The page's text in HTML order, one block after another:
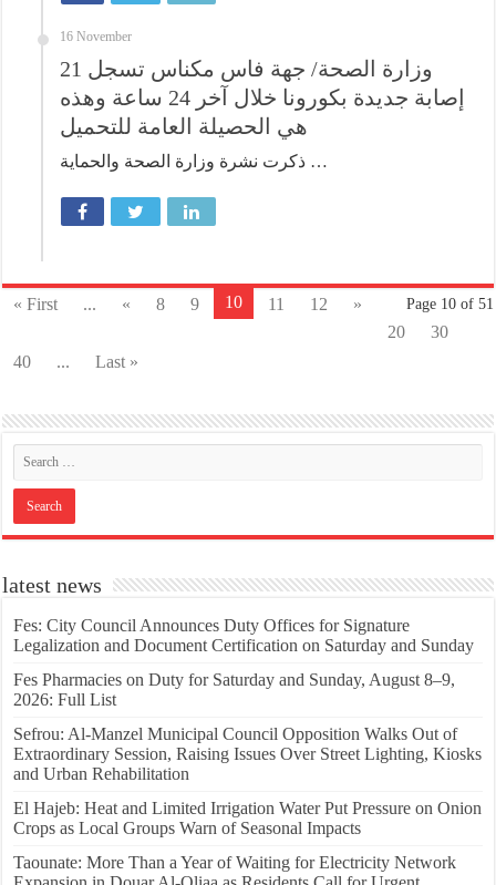
16 November
وزارة الصحة/ جهة فاس مكناس تسجل 21
إصابة جديدة بكورونا خلال آخر 24 ساعة وهذه
هي الحصيلة العامة للتحميل
ذكرت نشرة وزارة الصحة والحماية …
Page 10 of 51
« First ... « 8 9 10 11 12
»
20
30
40
... Last »
latest news
Fes: City Council Announces Duty Offices for Signature
Legalization and Document Certification on Saturday and Sunday
Fes Pharmacies on Duty for Saturday and Sunday, August 8–9,
2026: Full List
Sefrou: Al-Manzel Municipal Council Opposition Walks Out of
Extraordinary Session, Raising Issues Over Street Lighting, Kiosks
and Urban Rehabilitation
El Hajeb: Heat and Limited Irrigation Water Put Pressure on Onion
Crops as Local Groups Warn of Seasonal Impacts
Taounate: More Than a Year of Waiting for Electricity Network